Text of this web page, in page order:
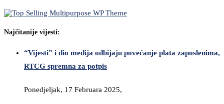
Najčitanije vijesti:
“Vijesti” i dio medija odbijaju povećanje plata zaposlenima,
RTCG spremna za potpis
Ponedjeljak, 17 Februara 2025,